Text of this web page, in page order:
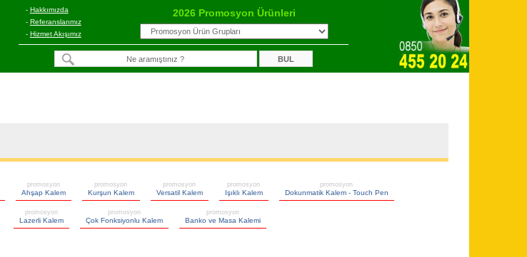
- Hakkımızda
- Referanslarımız
- Hizmet Akışımız
2026 Promosyon Ürünleri
promosyon
Ahşap Kalem
promosyon
Kurşun Kalem
promosyon
Versatil Kalem
promosyon
Işıklı Kalem
promosyon
Dokunmatik Kalem - Touch Pen
promosyon
Lazerli Kalem
promosyon
Çok Fonksiyonlu Kalem
promosyon
Banko ve Masa Kalemi